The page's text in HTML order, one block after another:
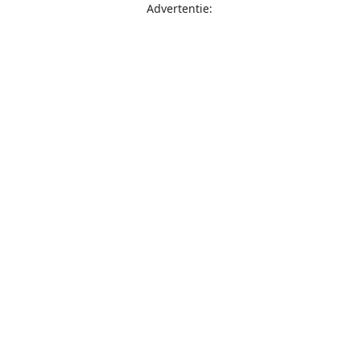
Advertentie: